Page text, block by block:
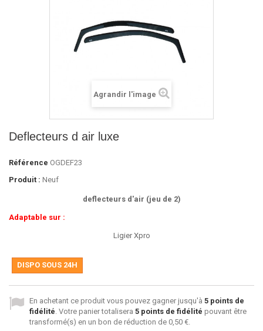
Agrandir l'image
Deflecteurs d air luxe
Référence OGDEF23
Produit : Neuf
deflecteurs d'air (jeu de 2)
Adaptable sur :
Ligier Xpro
DISPO SOUS 24H
En achetant ce produit vous pouvez gagner jusqu'à 5 points de
fidélité. Votre panier totalisera 5 points de fidélité pouvant être
transformé(s) en un bon de réduction de 0,50 €.